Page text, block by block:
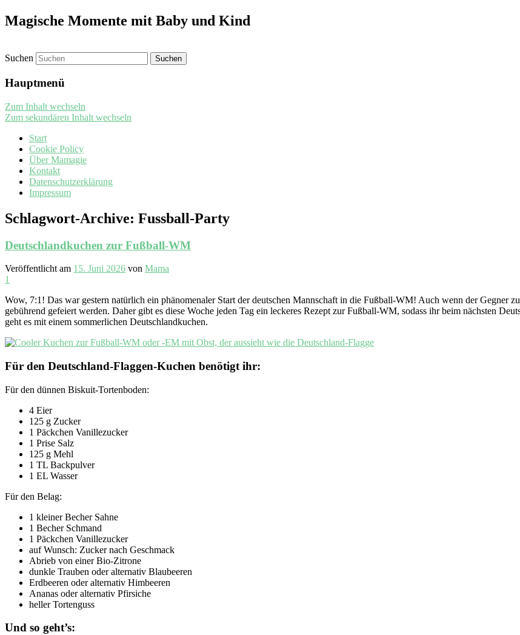
Magische Momente mit Baby und Kind
Suchen
Hauptmenü
Zum Inhalt wechseln
Zum sekundären Inhalt wechseln
Start
Cookie Policy
Über Mamagie
Kontakt
Datenschutzerklärung
Impressum
Schlagwort-Archive: Fussball-Party
Deutschlandkuchen zur Fußball-WM
Veröffentlicht am 15. Juni 2026 von Mama
1
Wow, 7:1! Das war gestern natürlich ein phänomenaler Start der deutschen Mannschaft in die Fußball-WM! Auch wenn der Gegner
gebührend gefeiert werden. Daher gibt es diese Woche jeden Tag ein leckeres Rezept zur Fußball-WM, sodass ihr beim nächsten
geht es mit einem sommerlichen Deutschlandkuchen.
Für den Deutschland-Flaggen-Kuchen benötigt ihr:
Für den dünnen Biskuit-Tortenboden:
4 Eier
125 g Zucker
1 Päckchen Vanillezucker
1 Prise Salz
125 g Mehl
1 TL Backpulver
1 EL Wasser
Für den Belag:
1 kleiner Becher Sahne
1 Becher Schmand
1 Päckchen Vanillezucker
auf Wunsch: Zucker nach Geschmack
Abrieb von einer Bio-Zitrone
dunkle Trauben oder alternativ Blaubeeren
Erdbeeren oder alternativ Himbeeren
Ananas oder alternativ Pfirsiche
heller Tortenguss
Und so geht’s: